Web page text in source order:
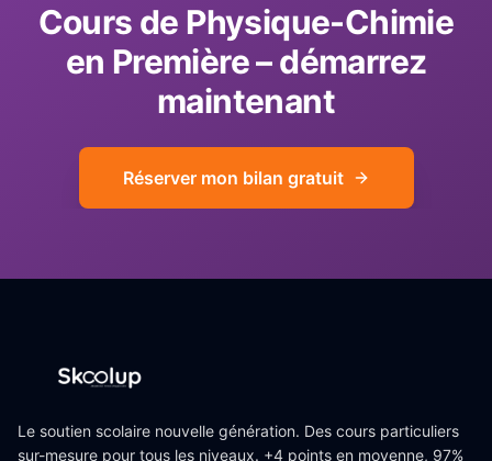
Cours de Physique-Chimie
en Première– démarrez
maintenant
Réserver mon bilan gratuit
Le soutien scolaire nouvelle génération. Des cours particuliers
sur-mesure pour tous les niveaux. +4 points en moyenne, 97%